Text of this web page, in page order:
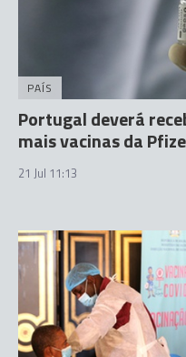
PAÍS
Portugal deverá
mais vacinas da
21 Jul 11:13